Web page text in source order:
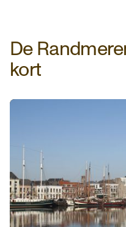
De
kort